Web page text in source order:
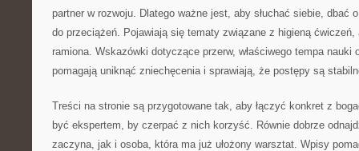
partner w rozwoju. Dlatego ważne jest, aby słuchać siebie, dbać
do przeciążeń. Pojawiają się tematy związane z higieną
ramiona. Wskazówki dotyczące przerw, właściwego tempa nauki
pomagają uniknąć zniechęcenia i sprawiają, że postępy są
Treści na stronie są przygotowane tak, aby łączyć konkret z
być ekspertem, by czerpać z nich korzyść. Równie dobrze
zaczyna, jak i osoba, która ma już ułożony warsztat. Wpisy